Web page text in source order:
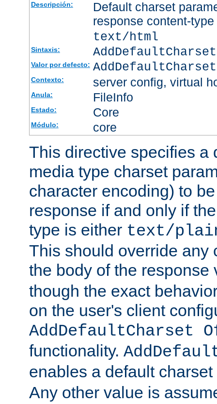
Descripción:
Default charset
response content-
text/html
Sintaxis:
Valor por defecto:
Contexto: server config, virtual
Anula: FileInfo
Estado: Core
Módulo: core
This directive specifies a
media type charset
character encoding) to
response if and only if
type is either text/
This should override any
the body of the
though the exact
on the user's client
AddDefaultCharset
functionality.
enables a default
Any other value is